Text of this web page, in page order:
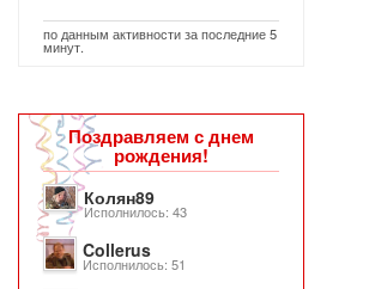
по данным активности за последние 5
минут.
Поздравляем с днем
рождения!
Колян89
Исполнилось: 43
Collerus
Исполнилось: 51